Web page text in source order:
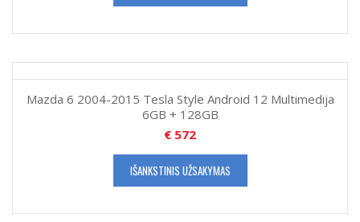
Mazda 6 2004-2015 Tesla Style Android 12 Multimedija
6GB + 128GB
€ 572
IŠANKSTINIS UŽSAKYMAS